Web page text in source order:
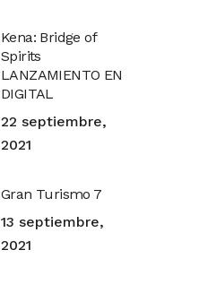
Kena: Bridge of
Spirits
LANZAMIENTO EN
DIGITAL
22 septiembre,
2021
Gran Turismo 7
13 septiembre,
2021